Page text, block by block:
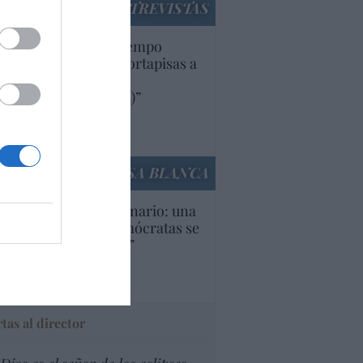
ENTREVISTAS
lleva mucho tiempo
aranceles y cortapisas a
y compañías
(y europeas)”
LA CASA BLANCA
Inquietante escenario: una
parte de los demócratas se
como “socialista”
al director